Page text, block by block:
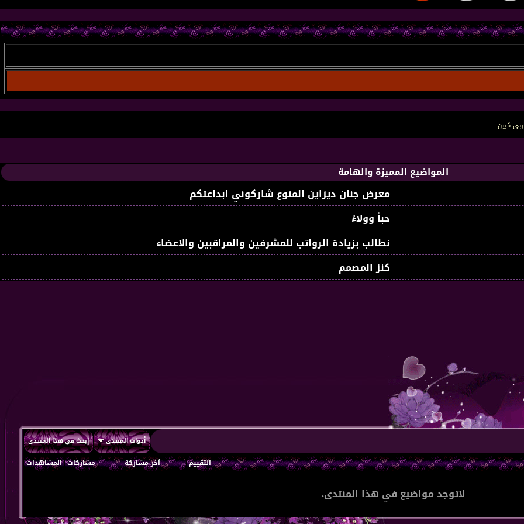
مُبين
المواضيع المميزة والهامة
معرض جنان ديزاين المنوع شاركوني ابداعتكم
حباً وولاءً
نطالب بزيادة الرواتب للمشرفين والمراقبين والاعضاء
كنز المصمم
أدوات المنتدى إبحث في هذا المنتدى
التقييم آخر مشاركة مشاركات المشاهدات
لاتوجد مواضيع في هذا المنتدى.